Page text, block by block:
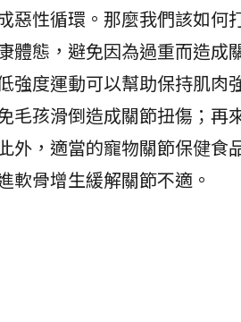
惡性循環。那麼我們該如何
態，避免因為過重而造成
強度運動可以幫助保持肌肉
毛孩滑倒造成關節扭傷；再
外，適當的寵物關節保健食
軟骨增生緩解關節不適。